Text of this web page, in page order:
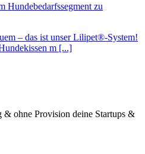
Hundebedarfssegment zu
– das ist unser Lilipet®-System!
m [...]
& ohne Provision deine Startups &